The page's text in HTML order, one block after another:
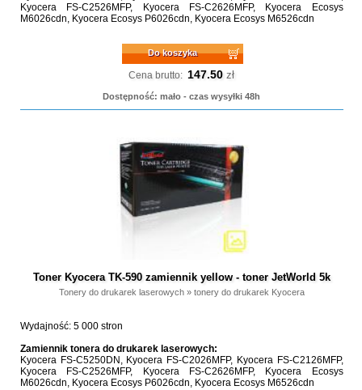
Kyocera FS-C2526MFP, Kyocera FS-C2626MFP, Kyocera Ecosys
M6026cdn, Kyocera Ecosys P6026cdn, Kyocera Ecosys M6526cdn
Do koszyka
Cena brutto: 147.50 zł
Dostępność: mało - czas wysyłki 48h
Toner Kyocera TK-590 zamiennik yellow - toner JetWorld 5k
Tonery do drukarek laserowych» tonery do drukarek Kyocera
Wydajność: 5 000 stron
Zamiennik tonera do drukarek laserowych:
Kyocera FS-C5250DN, Kyocera FS-C2026MFP, Kyocera FS-C2126MFP,
Kyocera FS-C2526MFP, Kyocera FS-C2626MFP, Kyocera Ecosys
M6026cdn, Kyocera Ecosys P6026cdn, Kyocera Ecosys M6526cdn